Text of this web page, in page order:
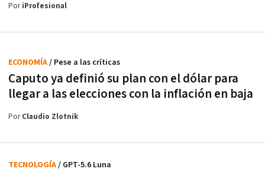
PoriProfesional
Caputo ya definió su plan con el dólar para
llegar a las elecciones con la inflación en baja
ECONOMÍA/ Pese a las críticas
PorClaudio Zlotnik
TECNOLOGÍA/ GPT-5.6 Luna